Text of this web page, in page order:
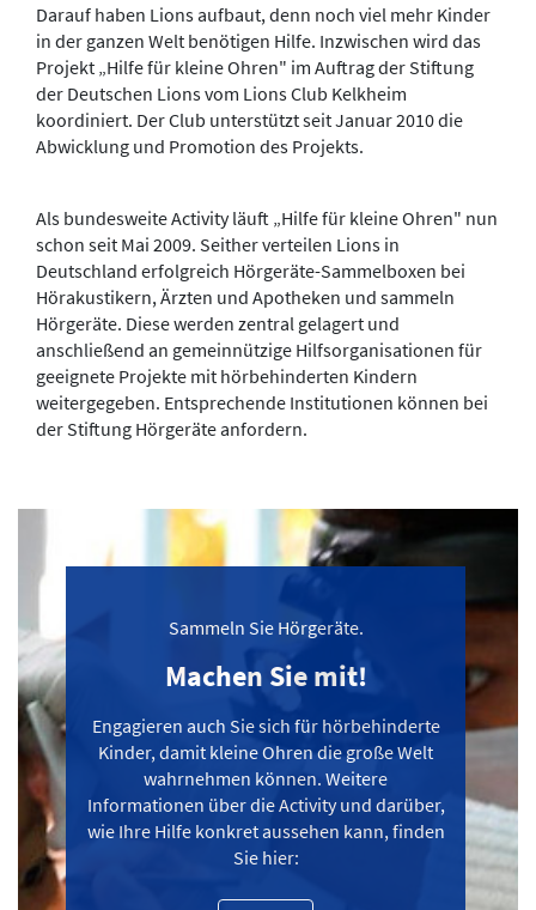
Darauf haben Lions aufbaut, denn noch viel mehr Kinder
in der ganzen Welt benötigen Hilfe. Inzwischen wird das
Projekt „Hilfe für kleine Ohren" im Auftrag der Stiftung
der Deutschen Lions vom Lions Club Kelkheim
koordiniert. Der Club unterstützt seit Januar 2010 die
Abwicklung und Promotion des Projekts.
Als bundesweite Activity läuft „Hilfe für kleine Ohren" nun
schon seit Mai 2009. Seither verteilen Lions in
Deutschland erfolgreich Hörgeräte-Sammelboxen bei
Hörakustikern, Ärzten und Apotheken und sammeln
Hörgeräte. Diese werden zentral gelagert und
anschließend an gemeinnützige Hilfsorganisationen für
geeignete Projekte mit hörbehinderten Kindern
weitergegeben. Entsprechende Institutionen können bei
der Stiftung Hörgeräte anfordern.
Sammeln Sie Hörgeräte.
Machen Sie mit!
Engagieren auch Sie sich für hörbehinderte
Kinder, damit kleine Ohren die große Welt
wahrnehmen können. Weitere
Informationen über die Activity und darüber,
wie Ihre Hilfe konkret aussehen kann, finden
Sie hier: